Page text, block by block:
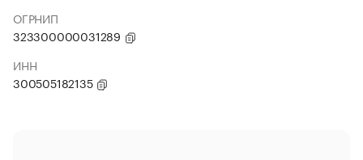
ОГРНИП
323300000031289
ИНН
300505182135